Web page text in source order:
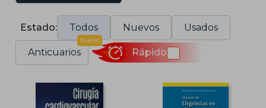
Estado: Todos Nuevos Usados
Anticuarios
Nuevo
Rápido